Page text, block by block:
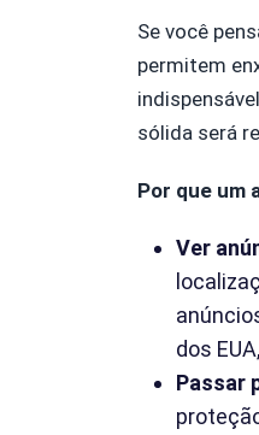
Se você
permitem
sólida será
Por que um
Ver
dos
Passar